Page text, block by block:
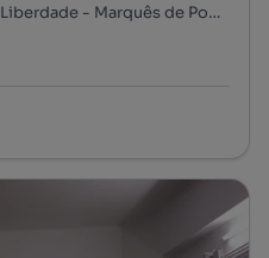
Avenida da Liberdade, Av. da Liberdade - Marquês de Pombal, Santo António, Lisboa, Lisboa